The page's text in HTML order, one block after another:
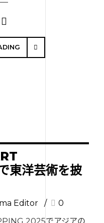
東洋芸術を披
Editor
0